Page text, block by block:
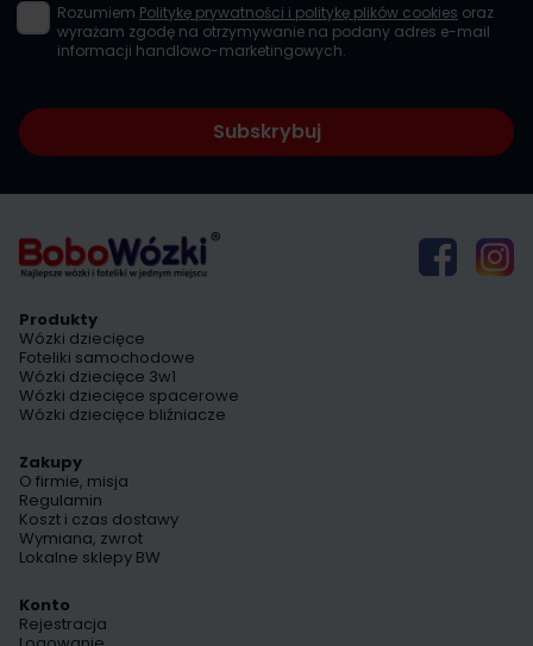
Rozumiem Politykę prywatności i politykę plików cookies oraz
wyrażam zgodę na otrzymywanie na podany adres e-mail
informacji handlowo-marketingowych.
Subskrybuj
Produkty
Wózki dziecięce
Foteliki samochodowe
Wózki dziecięce 3w1
Wózki dziecięce spacerowe
Wózki dziecięce bliźniacze
Zakupy
O firmie, misja
Regulamin
Koszt i czas dostawy
Wymiana, zwrot
Lokalne sklepy BW
Konto
Rejestracja